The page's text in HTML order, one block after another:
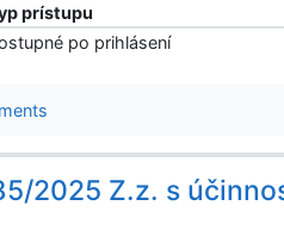
prístupu
po prihlásení
2025 Z.z. s